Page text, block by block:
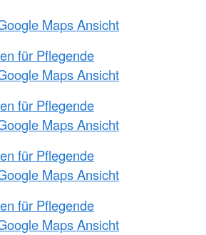
Maps Ansicht
für Pflegende
Maps Ansicht
für Pflegende
Maps Ansicht
für Pflegende
Maps Ansicht
für Pflegende
Maps Ansicht